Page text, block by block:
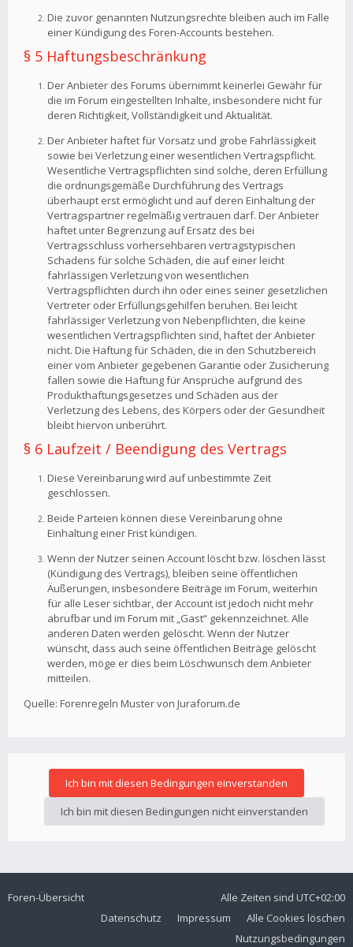
Die zuvor genannten Nutzungsrechte bleiben auch im Falle
einer Kündigung des Foren-Accounts bestehen.
§ 5 Haftungsbeschränkung
Der Anbieter des Forums übernimmt keinerlei Gewähr für
die im Forum eingestellten Inhalte, insbesondere nicht für
deren Richtigkeit, Vollständigkeit und Aktualität.
Der Anbieter haftet für Vorsatz und grobe Fahrlässigkeit
sowie bei Verletzung einer wesentlichen Vertragspflicht.
Wesentliche Vertragspflichten sind solche, deren Erfüllung
die ordnungsgemäße Durchführung des Vertrags
überhaupt erst ermöglicht und auf deren Einhaltung der
Vertragspartner regelmäßig vertrauen darf. Der Anbieter
haftet unter Begrenzung auf Ersatz des bei
Vertragsschluss vorhersehbaren vertragstypischen
Schadens für solche Schäden, die auf einer leicht
fahrlässigen Verletzung von wesentlichen
Vertragspflichten durch ihn oder eines seiner gesetzlichen
Vertreter oder Erfüllungsgehilfen beruhen. Bei leicht
fahrlässiger Verletzung von Nebenpflichten, die keine
wesentlichen Vertragspflichten sind, haftet der Anbieter
nicht. Die Haftung für Schäden, die in den Schutzbereich
einer vom Anbieter gegebenen Garantie oder Zusicherung
fallen sowie die Haftung für Ansprüche aufgrund des
Produkthaftungsgesetzes und Schäden aus der
Verletzung des Lebens, des Körpers oder der Gesundheit
bleibt hiervon unberührt.
§ 6 Laufzeit / Beendigung des Vertrags
Diese Vereinbarung wird auf unbestimmte Zeit
geschlossen.
Beide Parteien können diese Vereinbarung ohne
Einhaltung einer Frist kündigen.
Wenn der Nutzer seinen Account löscht bzw. löschen lässt
(Kündigung des Vertrags), bleiben seine öffentlichen
Äußerungen, insbesondere Beiträge im Forum, weiterhin
für alle Leser sichtbar, der Account ist jedoch nicht mehr
abrufbar und im Forum mit „Gast“ gekennzeichnet. Alle
anderen Daten werden gelöscht. Wenn der Nutzer
wünscht, dass auch seine öffentlichen Beiträge gelöscht
werden, möge er dies beim Löschwunsch dem Anbieter
mitteilen.
Quelle: Forenregeln Muster von Juraforum.de
Foren-Übersicht Alle Zeiten sind UTC+02:00
Alle Cookies löschen
Impressum
Datenschutz
Nutzungsbedingungen